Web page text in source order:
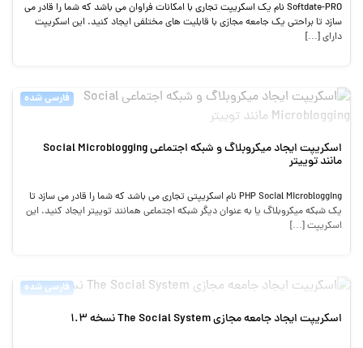
Softdate-PRO نام یک اسکریپت تجاری با امکانات فراوان می باشد که شما را قادر می
سازد تا براحتی یک جامعه مجازی با قابلیت های مختلفی ایجاد کنید. این اسکریپت
دارای […]
فارسی شده
اسکریپت ایجاد میکروبلاگ و شبکه اجتماعی Social Microblogging
مانند توییتر
PHP Social Microblogging نام اسکریپتی تجاری می باشد که شما را قادر می سازد تا
یک شبکه میکروبلاگ یا به عنوان دیگر شبکه اجتماعی همانند توییتر ایجاد کنید. این
اسکریپت […]
فارسی شده
اسکریپت ایجاد جامعه مجازی The Social System نسخه 1.3